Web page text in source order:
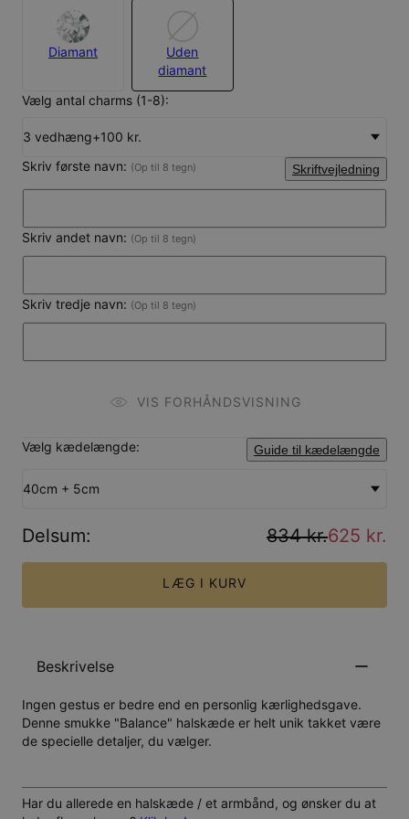
Diamant
Uden
diamant
Vælg antal charms (1-8):
3 vedhæng+100 kr.
Skriv første navn: (Op til 8 tegn) Skriftvejledning
Skriv andet navn: (Op til 8 tegn)
Skriv tredje navn: (Op til 8 tegn)
VIS FORHÅNDSVISNING
Vælg kædelængde: Guide til kædelængde
40cm + 5cm
Delsum: 834 kr.625 kr.
LÆG I KURV
Beskrivelse
Ingen gestus er bedre end en personlig kærlighedsgave.
Denne smukke "Balance" halskæde er helt unik takket være
de specielle detaljer, du vælger.
Har du allerede en halskæde / et armbånd, og ønsker du at